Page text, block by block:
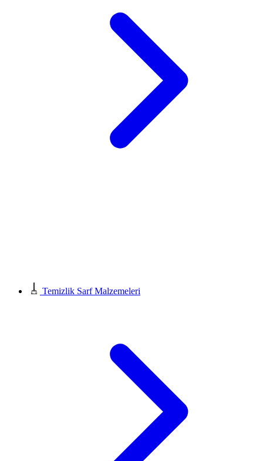
Temizlik Sarf Malzemeleri